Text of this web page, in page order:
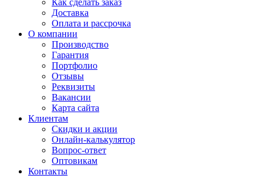
Как сделать заказ
Доставка
Оплата и рассрочка
О компании
Производство
Гарантия
Портфолио
Отзывы
Реквизиты
Вакансии
Карта сайта
Клиентам
Скидки и акции
Онлайн-калькулятор
Вопрос-ответ
Оптовикам
Контакты